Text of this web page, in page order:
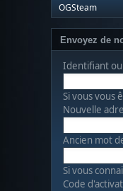
OGSteam
Envoyez de
Identifiant ou
Si vous vous
Nouvelle
Ancien mot
Si vous
Code